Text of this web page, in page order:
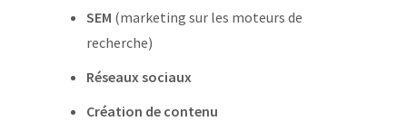
SEM (marketing sur les moteurs de
recherche)
Réseaux sociaux
Création de contenu